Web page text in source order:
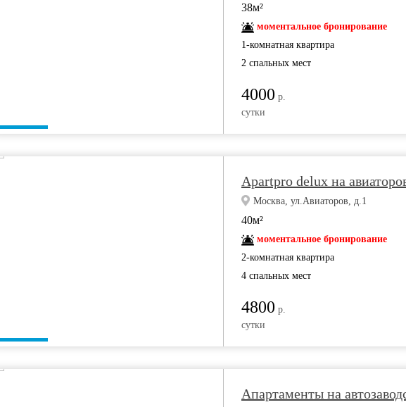
38м²
моментальное бронирование
1-комнатная квартира
2 спальных мест
4000 р.
сутки
Apartpro delux на
Москва, ул.Авиаторов, д.1
40м²
моментальное бронирование
2-комнатная квартира
4 спальных мест
4800 р.
сутки
Апартаменты на